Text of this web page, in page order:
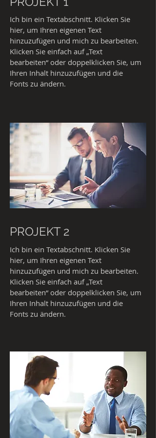
Ich bin ein Textabschnitt. Klicken Sie
hier, um Ihren eigenen Text
hinzuzufügen und mich zu bearbeiten.
Klicken Sie einfach auf „Text
bearbeiten“ oder doppelklicken Sie, um
Ihren Inhalt hinzuzufügen und die
Fonts zu ändern.
PROJEKT 2
Ich bin ein Textabschnitt. Klicken Sie
hier, um Ihren eigenen Text
hinzuzufügen und mich zu bearbeiten.
Klicken Sie einfach auf „Text
bearbeiten“ oder doppelklicken Sie, um
Ihren Inhalt hinzuzufügen und die
Fonts zu ändern.